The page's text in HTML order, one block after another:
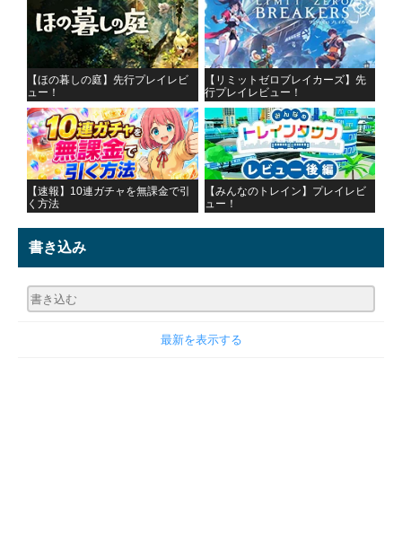
【ほの暮しの庭】先行プレイレビ
ュー！
【リミットゼロブレイカーズ】先
行プレイレビュー！
【速報】10連ガチャを無課金で引
く方法
【みんなのトレイン】プレイレビ
ュー！
書き込み
最新を表示する